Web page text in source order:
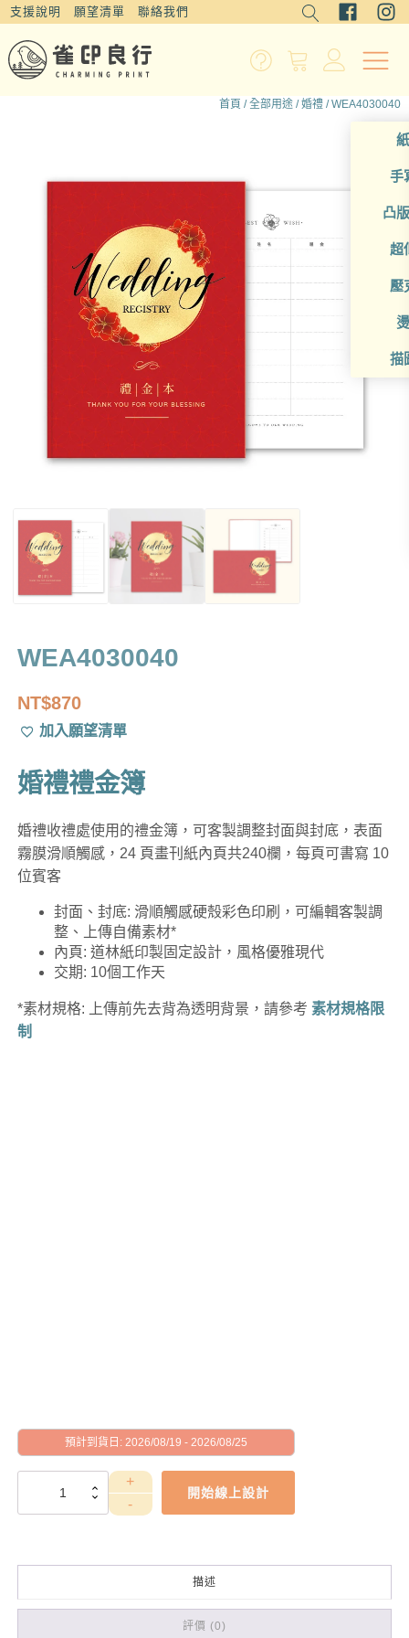
支援說明 願望清單 聯絡我們
手
凸
超
壓
描
首頁 /全部用途 /婚禮 / WEA4030040
WEA4030040
NT$870
加入願望清單
婚禮禮金簿
婚禮收禮處使用的禮金簿，可客製調整封面與封底，表面
霧膜滑順觸感，24 頁畫刊紙內頁共240欄，每頁可書寫 10
位賓客
封面、封底: 滑順觸感硬殼彩色印刷，可編輯客製調
整、上傳自備素材*
內頁: 道林紙印製固定設計，風格優雅現代
交期: 10個工作天
*素材規格: 上傳前先去背為透明背景，請參考 素材規格限
制
預計到貨日: 2026/08/19 - 2026/08/25
WEA4030040
開始線上設計
描述
評價 (0)